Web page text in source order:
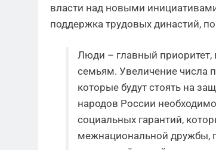
власти над новыми
поддержка трудовых династий,
Люди – главный
семьям. Увеличение числа
которые будут стоять на
народов России
социальных гарантий,
межнациональной дружбы,